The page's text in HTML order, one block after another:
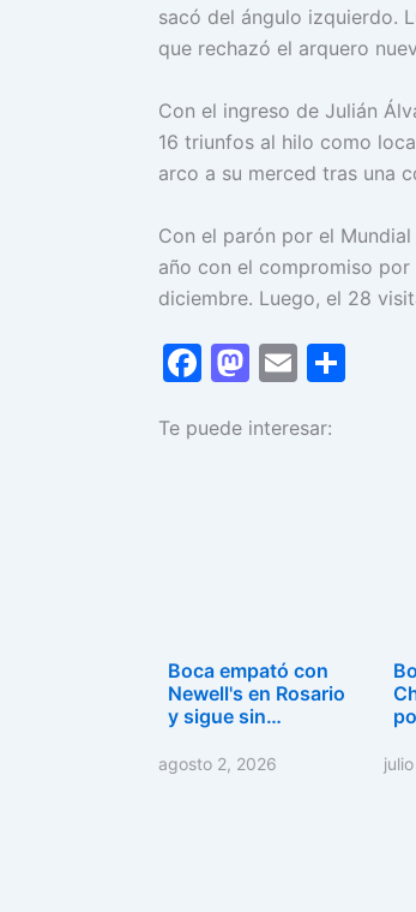
sacó del ángulo izquierdo.
que rechazó el arquero
Con el ingreso de Julián
16 triunfos al hilo como
arco a su merced tras una
Con el parón por el
año con el compromiso
diciembre. Luego, el 28
F
c
M
st
E
ai
Te puede interesar:
Boca empató con
Newell's en Rosario
y sigue sin…
agosto 2, 2026